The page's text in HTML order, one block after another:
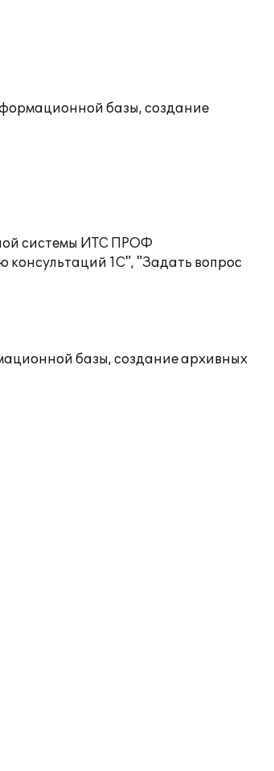
базы, создание
системы ИТС ПРОФ
консультаций 1С", "Задать вопрос
базы, создание архивных